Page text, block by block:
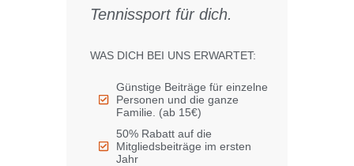
Tennissport für dich.
WAS DICH BEI UNS ERWARTET:
Günstige Beiträge für einzelne
Personen und die ganze
Familie. (ab 15€)
50% Rabatt auf die
Mitgliedsbeiträge im ersten
Jahr